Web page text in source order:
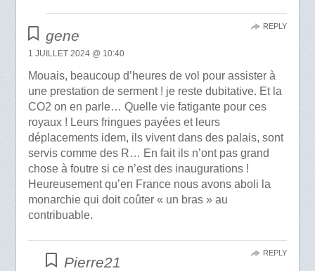
gene
1 JUILLET 2024 @ 10:40
Mouais, beaucoup d’heures de vol pour assister à
une prestation de serment ! je reste dubitative. Et la
CO2 on en parle… Quelle vie fatigante pour ces
royaux ! Leurs fringues payées et leurs
déplacements idem, ils vivent dans des palais, sont
servis comme des R… En fait ils n’ont pas grand
chose à foutre si ce n’est des inaugurations !
Heureusement qu’en France nous avons aboli la
monarchie qui doit coûter « un bras » au
contribuable.
REPLY
Pierre21
REPLY